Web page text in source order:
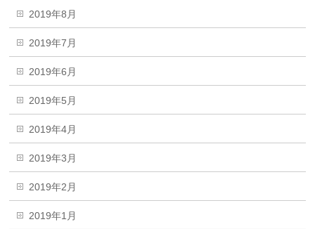
2019年8月
2019年7月
2019年6月
2019年5月
2019年4月
2019年3月
2019年2月
2019年1月